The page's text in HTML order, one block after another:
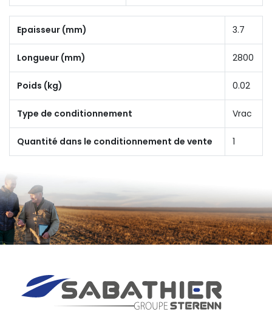
Epaisseur (mm) 3.7
Longueur (mm) 2800
Poids (kg) 0.02
Type de conditionnement Vrac
Quantité dans le conditionnement de vente 1